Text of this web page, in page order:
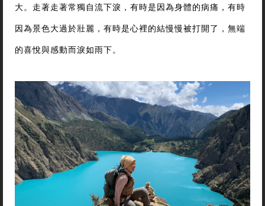
大。走著走著常獨自流下淚，有時是因為身體的病痛，有時
因為景色大過於壯麗，有時是心裡的結慢慢被打開了，無端
的喜悅與感動而淚如雨下。